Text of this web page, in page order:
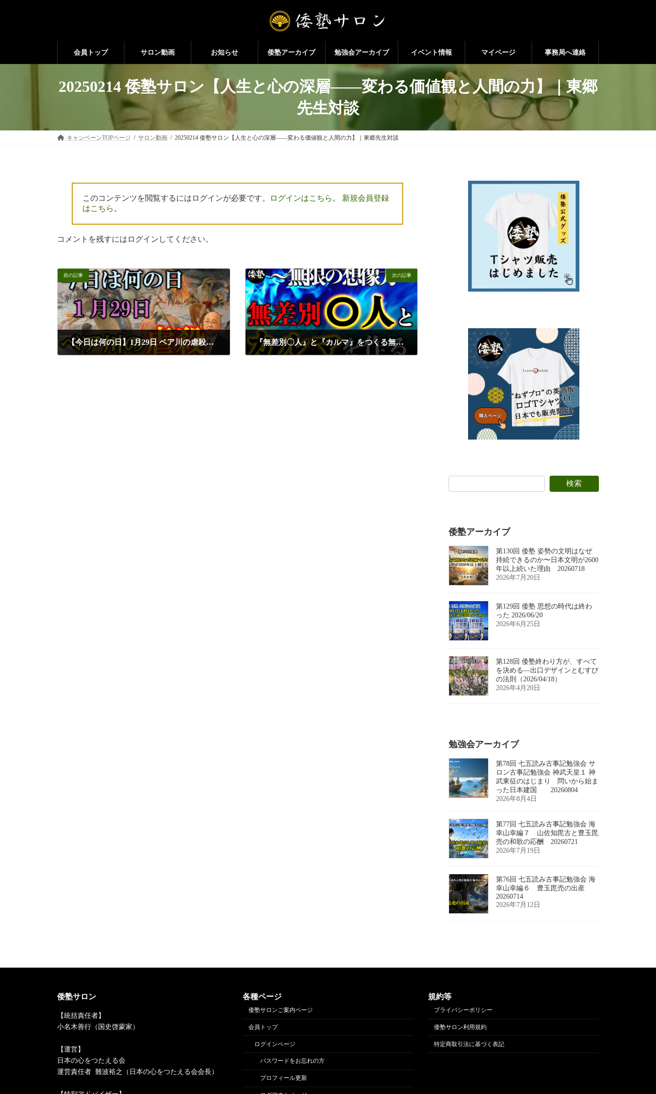
ス
ン
会員トップ サロン動画 お知らせ 倭塾アーカイブ 勉強会アーカイブ イベント情報 マイページ 事務局へ連絡
20250214 倭塾サロン【人生と心の深層――変わる価値観と人間の力】｜東郷
先生対談
キャンペーンTOPページ サロン動画 20250214 倭塾サロン【人生と心の深層――変わる価値観と人間の力】｜東郷先生対談
このコンテンツを閲覧するにはログインが必要です。 ログインはこちら 。 新規会員登録
はこちら 。
コメントを残すにはログインしてください。
前の記事
【今日は何の日】1月29日 ベア川の虐殺｜アメリカ史に刻まれた悲劇の一日｜小名木善行
次の記事
『無差別〇人』と『カルマ』をつくる無限の想像力｜東郷潤×小名木善行
検索
倭塾アーカイブ
第130回 倭塾 姿勢の文明はなぜ
持続できるのか〜日本文明が2600
年以上続いた理由 20260718
2026年7月20日
第129回 倭塾 思想の時代は終わ
った 2026/06/20
2026年6月25日
第128回 倭塾終わり方が、すべて
を決める―出口デザインとむすび
の法則（2026/04/18）
2026年4月20日
勉強会アーカイブ
第78回 七五読み古事記勉強会 サ
ロン古事記勉強会 神武天皇１ 神
武東征のはじまり 問いから始ま
った日本建国 20260804
2026年8月4日
第77回 七五読み古事記勉強会 海
幸山幸編７ 山佐知毘古と豊玉毘
売の和歌の応酬 20260721
2026年7月19日
第76回 七五読み古事記勉強会 海
幸山幸編６ 豊玉毘売の出産
20260714
2026年7月12日
倭塾サロン
【統括責任者】
小名木善行（国史啓蒙家）
【運営】
日本の心をつたえる会
運営責任者 難波裕之（日本の心をつたえる会会長）
各種ページ
倭塾サロンご案内ページ
会員トップ
ログインページ
パスワードをお忘れの方
プロフィール更新
規約等
プライバシーポリシー
倭塾サロン利用規約
特定商取引法に基づく表記